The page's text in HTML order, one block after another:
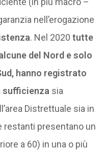
nell’erogazione
. Nel 2020 tutte
del Nord e solo
hanno registrato
sufficienza sia
Distrettuale sia in
restanti presentano un
a 60) in una o più